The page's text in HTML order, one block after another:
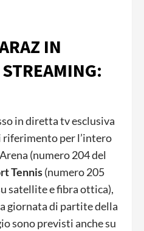
IN
in diretta tv esclusiva
riferimento per l’intero
(numero 204 del
Tennis(numero 205
satellite e fibra ottica),
giornata di partite della
sono previsti anche su